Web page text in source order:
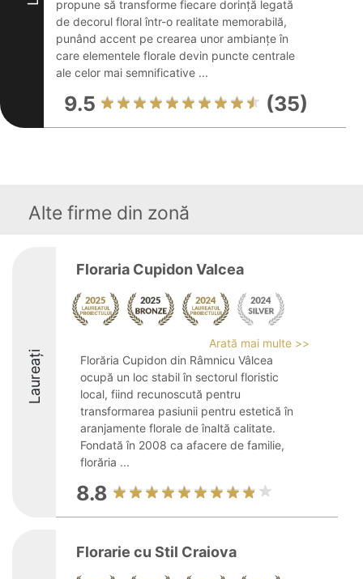
propune să transforme fiecare dorință legată
de decorul floral într-o realitate memorabilă,
punând accent pe crearea unor ambianțe în
care elementele florale devin puncte centrale
ale celor mai semnificative ...
9.5 (35)
Alte firme din zonă
Laureați
Floraria Cupidon Valcea
Arată mai multe >>
Florăria Cupidon din Râmnicu Vâlcea
ocupă un loc stabil în sectorul floristic
local, fiind recunoscută pentru
transformarea pasiunii pentru estetică în
aranjamente florale de înaltă calitate.
Fondată în 2008 ca afacere de familie,
florăria ...
8.8
Florarie cu Stil Craiova